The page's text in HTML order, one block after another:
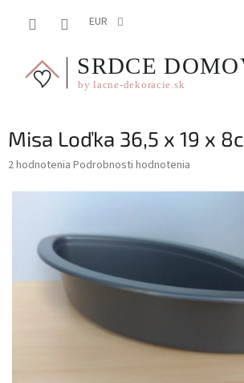
EUR
Misa Loďka 36,5 x 19 x
Priemerné
produktu
hviezdičiek.
2 hodnotenia Podrobnosti hodnotenia